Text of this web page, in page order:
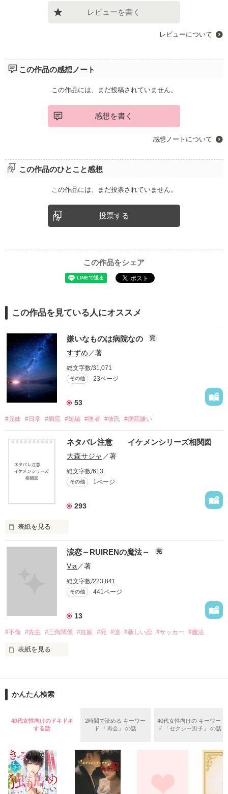
レビューを書く
レビューについて
この作品の感想ノート
この作品には、まだ投稿されていません。
感想を書く
感想ノートについて
この作品のひとこと感想
この作品には、まだ投票されていません。
投票する
この作品をシェア
この作品を見ている人にオススメ
嫌いなものは病院なの 完
すずめ ／著
総文字数/31,071
その他 23ページ
53
#兄妹 #日常 #病院 #短編 #医者 #彼氏 #病院嫌い
ネタバレ注意 イケメンシリーズ相関図
大森サジャ ／著
総文字数/613
その他 1ページ
293
表紙を見る
イケメンシリーズ相関図
第一弾から第十弾
作品を読むのに役立てばと思います
涙恋～RUIRENの魔法～ 完
Via ／著
総文字数/223,841
その他 441ページ
13
#不倫 #先生 #三角関係 #妊娠 #死 #涙 #新しい恋 #サッカー #魔法
表紙を見る
泣かせてばかりで…ゴメン…」
ユウは悲しく微笑む・・・・
悩み傷つき　精一杯愛した人
かんたん検索
40代女性向けのドキドキ
する話
2時間で読める キーワー
ド 「再会」 の話
40代女性向けの キーワー
ド 「セクシー男子」 の話